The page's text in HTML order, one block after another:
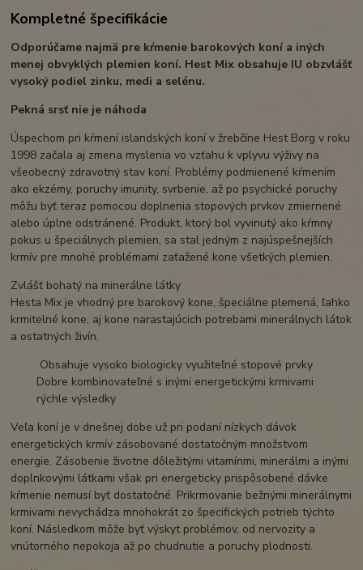
Kompletné špecifikácie
Odporúčame najmä pre kŕmenie barokových koní a iných
menej obvyklých plemien koní. Hest Mix obsahuje IU obzvlášť
vysoký podiel zinku, medi a selénu.
Pekná srsť nie je náhoda
Úspechom pri kŕmení islandských koní v žrebčíne Hest Borg v roku
1998 začala aj zmena myslenia vo vzťahu k vplyvu výživy na
všeobecný zdravotný stav koní. Problémy podmienené kŕmením
ako ekzémy, poruchy imunity, svrbenie, až po psychické poruchy
môžu byť teraz pomocou doplnenia stopových prvkov zmiernené
alebo úplne odstránené. Produkt, ktorý bol vyvinutý ako kŕmny
pokus u špeciálnych plemien, sa stal jedným z najúspešnejších
krmív pre mnohé problémami zaťažené kone všetkých plemien.
Zvlášť bohatý na minerálne látky
Hesta Mix je vhodný pre barokový kone, špeciálne plemená, ľahko
krmitelné kone, aj kone narastajúcich potrebami minerálnych látok
a ostatných živín.
Obsahuje vysoko biologicky využiteľné stopové prvky
Dobre kombinovateľné s inými energetickými krmivami
rýchle výsledky
Veľa koní je v dnešnej dobe už pri podaní nízkych dávok
energetických krmív zásobované dostatočným množstvom
energie. Zásobenie životne dôležitými vitamínmi, minerálmi a inými
doplnkovými látkami však pri energeticky prispôsobené dávke
kŕmenie nemusí byť dostatočné. Prikrmovanie bežnými minerálnymi
krmivami nevychádza mnohokrát zo špecifických potrieb týchto
koní. Následkom môže byť výskyt problémov, od nervozity a
vnútorného nepokoja až po chudnutie a poruchy plodnosti.